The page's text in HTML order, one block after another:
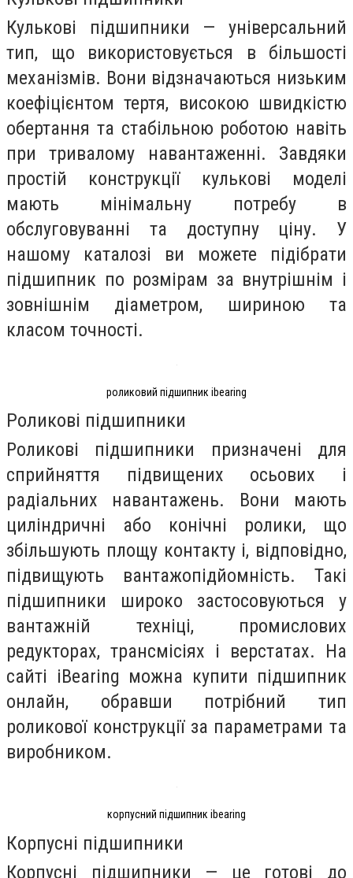
Кулькові підшипники — універсальний
тип, що використовується в більшості
механізмів. Вони відзначаються низьким
коефіцієнтом тертя, високою швидкістю
обертання та стабільною роботою навіть
при тривалому навантаженні. Завдяки
простій конструкції кулькові моделі
мають мінімальну потребу в
обслуговуванні та доступну ціну. У
нашому каталозі ви можете підібрати
підшипник по розмірам за внутрішнім і
зовнішнім діаметром, шириною та
класом точності.
роликовий підшипник ibearing
Роликові підшипники
Роликові підшипники призначені для
сприйняття підвищених осьових і
радіальних навантажень. Вони мають
циліндричні або конічні ролики, що
збільшують площу контакту і, відповідно,
підвищують вантажопідйомність. Такі
підшипники широко застосовуються у
вантажній техніці, промислових
редукторах, трансмісіях і верстатах. На
сайті iBearing можна купити підшипник
онлайн, обравши потрібний тип
роликової конструкції за параметрами та
виробником.
корпусний підшипник ibearing
Корпусні підшипники
Корпусні підшипники — це готові до